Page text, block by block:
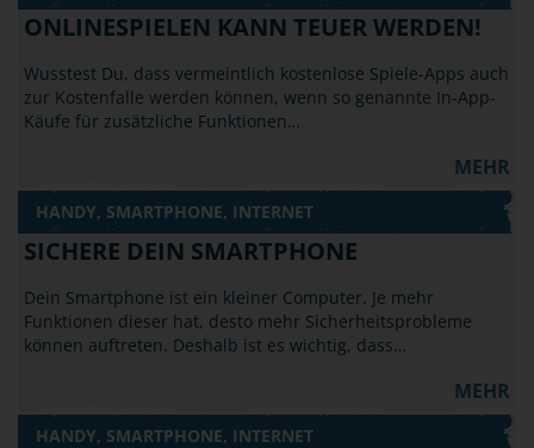
ONLINESPIELEN KANN TEUER WERDEN!
Wusstest Du, dass vermeintlich kostenlose Spiele-Apps auch
zur Kostenfalle werden können, wenn so genannte In-App-
Käufe für zusätzliche Funktionen…
MEHR
HANDY, SMARTPHONE, INTERNET
SICHERE DEIN SMARTPHONE
Dein Smartphone ist ein kleiner Computer. Je mehr
Funktionen dieser hat, desto mehr Sicherheitsprobleme
können auftreten. Deshalb ist es wichtig, dass…
MEHR
HANDY, SMARTPHONE, INTERNET